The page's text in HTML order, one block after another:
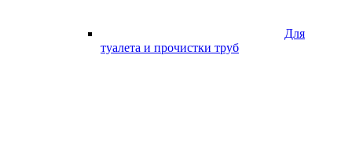
Для
туалета и прочистки труб